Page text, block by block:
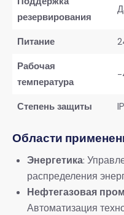
резервирования​
​Питание​
​Рабочая
температура​
-
​Степень защиты​
Области
​Энергетика​​:
распределения
​Нефтегазовая
Автоматизация